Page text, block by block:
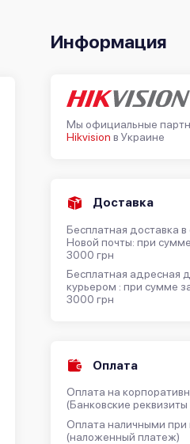
Информация
Мы официальные
Hikvision в Украине
Доставка
Бесплатная доставка
Новой почты: при
3000 грн
Бесплатная адресная
курьером : при сумме
3000 грн
Оплата
Оплата на
(Банковские реквизиты
Оплата наличными при
(наложенный платеж)